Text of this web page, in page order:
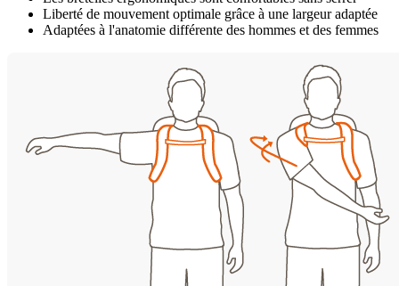
Liberté de mouvement optimale grâce à une largeur adaptée
Adaptées à l'anatomie différente des hommes et des femmes